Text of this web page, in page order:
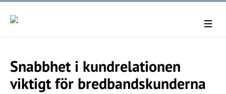
Snabbhet i kundrelationen
viktigt för bredbandskunderna